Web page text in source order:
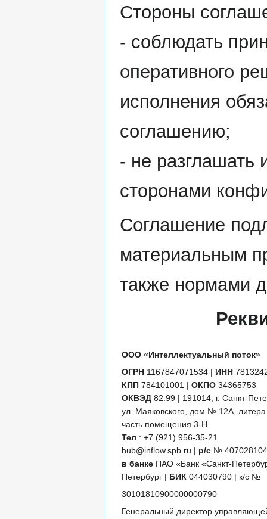
Стороны
- соблюдать
оперативного
исполнения
соглашению;
- не
сторонами
Соглашение
материальным
также нормами
ООО «Интеллектуальный поток»
ОГРН 1167847071534 | ИНН
КПП 784101001 | ОКПО 34365753
ОКВЭД 82.99 | 191014, г. Санкт-
ул. Маяковского, дом № 12А,
часть помещения 3-Н
Тел.: +7 (921) 956-35-21
hub@inflow.spb.ru | р/с №
в банке ПАО «Банк «Санкт-
Петербург | БИК 044030790 | к/с №
30101810900000000790
Генеральный директор